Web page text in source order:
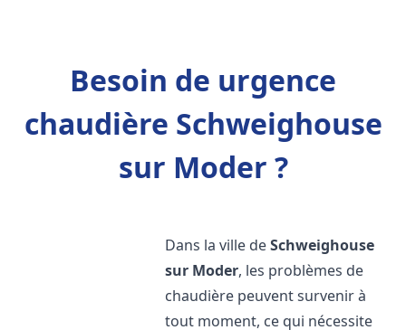
Besoin de urgence
chaudière Schweighouse
sur Moder ?
Dans la ville deSchweighouse
sur Moder, les problèmes de
chaudière peuvent survenir à
tout moment, ce qui nécessite